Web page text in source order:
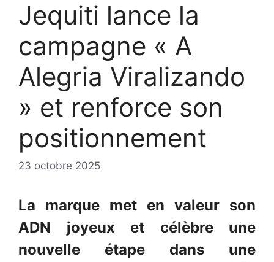
Jequiti lance la
campagne « A
Alegria Viralizando
» et renforce son
positionnement
23 octobre 2025
La marque met en valeur son
ADN joyeux et célèbre une
nouvelle étape dans une